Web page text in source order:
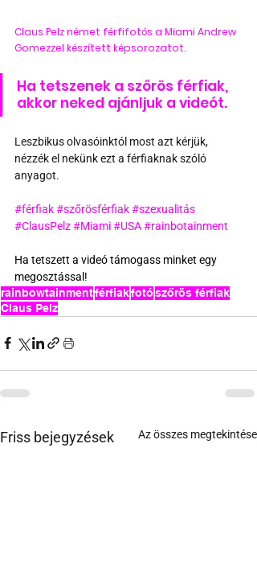
Claus Pelz német férfifotós a Miami Andrew
Gomezzel készített képsorozatot.
Ha tetszenek a szőrös férfiak,
akkor neked ajánljuk a videót.
Leszbikus olvasóinktól most azt kérjük,
nézzék el nekünk ezt a férfiaknak szóló
anyagot.
#férfiak#szőrösférfiak#szexualitás
#ClausPelz#Miami#USA#rainbotainment
Ha tetszett a videó támogass minket egy
megosztással!
rainbowtainmentférfiakfotószőrös férfiak
Claus Pelz
Friss bejegyzések Az összes megtekintése